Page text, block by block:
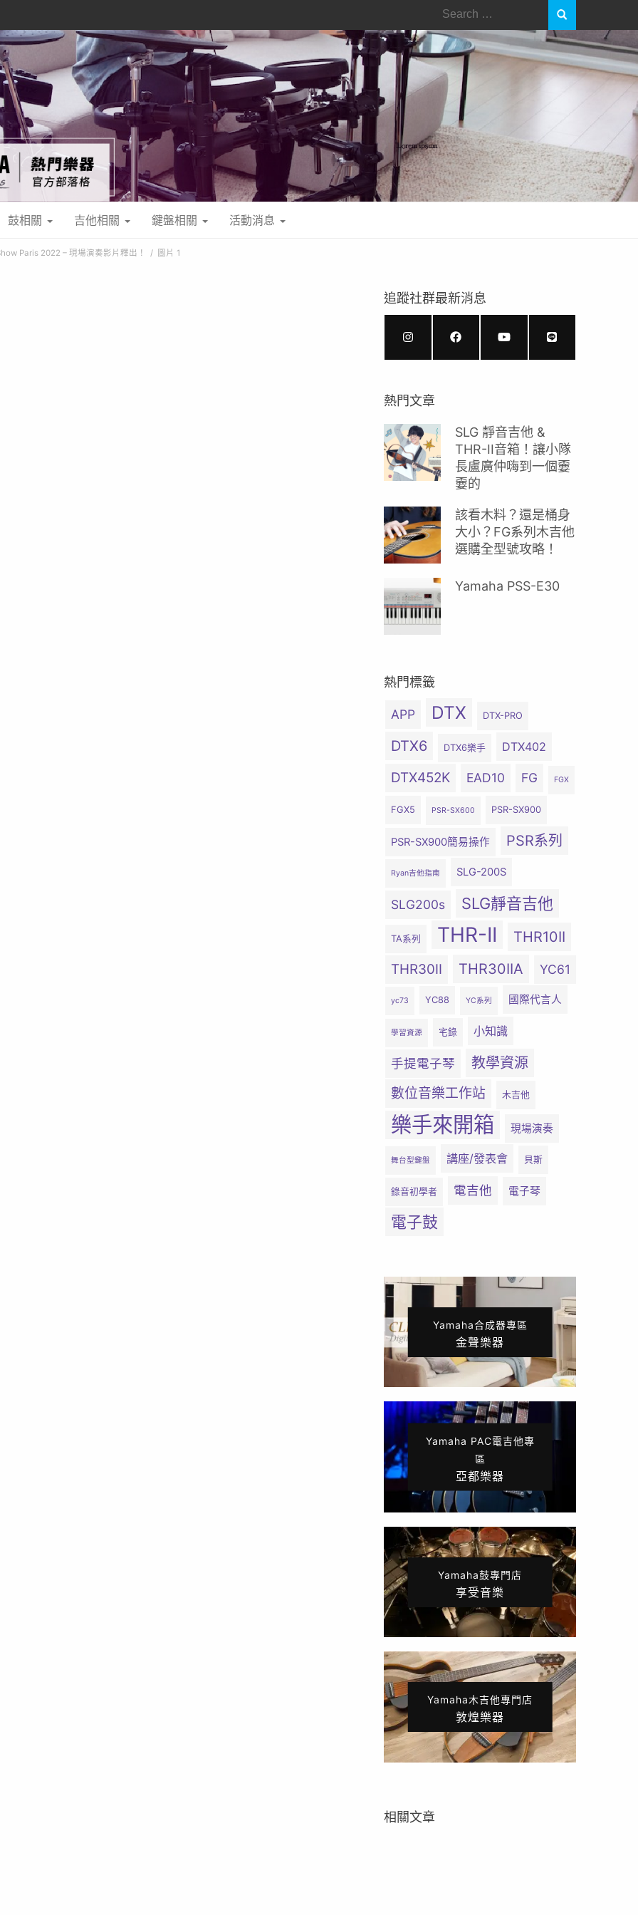
Search
鼓相關 吉他相關 鍵盤相關 活動消息
Paris 2022 – 現場演奏影片釋出！ 圖片 1
追蹤社群最新消息
熱門文章
SLG 靜音吉他 &
THR-II音箱！讓小隊
長盧廣仲嗨到一個嫑
嫑的
該看木料？還是桶身
大小？FG系列木吉他
選購全型號攻略！
Yamaha PSS-E30
熱門標籤
APP DTX DTX-PRO
DTX6 DTX6樂手 DTX402
DTX452K EAD10 FG FGX
FGX5 PSR-SX600 PSR-SX900
PSR-SX900簡易操作 PSR系列
Ryan吉他指南 SLG-200S
SLG200s SLG靜音吉他
TA系列 THR-II THR10II
THR30II THR30IIA YC61
yc73 YC88 YC系列 國際代言人
學習資源 宅錄 小知識
手提電子琴 教學資源
數位音樂工作站 木吉他
樂手來開箱 現場演奏
舞台型鍵盤 講座/發表會 貝斯
錄音初學者 電吉他 電子琴
電子鼓
Yamaha合成器專區
金聲樂器
Yamaha PAC電吉他專
區
亞都樂器
Yamaha鼓專門店
享受音樂
Yamaha木吉他專門店
敦煌樂器
相關文章